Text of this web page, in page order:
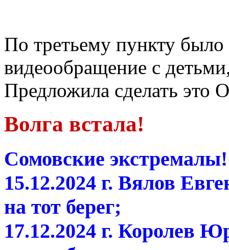
По третьему пункту было
видеообращение с
Предложила сделать это
Волга встала!
Сомовские экстремалы!
15.12.2024 г. Вялов
на тот берег;
17.12.2024 г. Королев